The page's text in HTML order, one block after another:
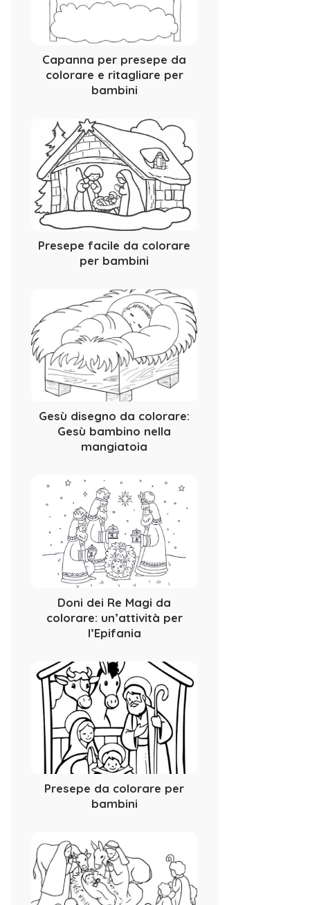
Capanna per presepe da
colorare e ritagliare per
bambini
Presepe facile da colorare
per bambini
Gesù disegno da colorare:
Gesù bambino nella
mangiatoia
Doni dei Re Magi da
colorare: un’attività per
l’Epifania
Presepe da colorare per
bambini